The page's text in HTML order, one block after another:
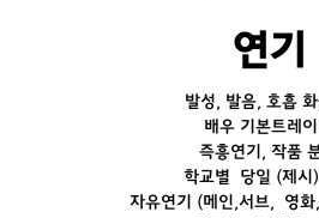
연기
발성, 발음, 호흡
배우 기본트레
즉흥연기, 작품
학교별 당일 (제시
자유연기 (메인,서브, 영화